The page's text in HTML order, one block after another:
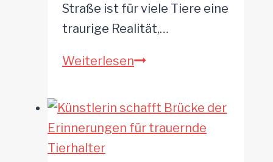
Straße ist für viele Tiere eine
traurige Realität,…
WeiterlesenVergessener
erlebt
durch